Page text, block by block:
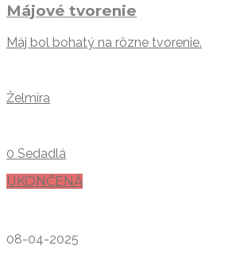
Májové tvorenie
Máj bol bohatý na rôzne tvorenie.
Želmíra
0 Sedadlá
UKONČENÁ
08-04-2025